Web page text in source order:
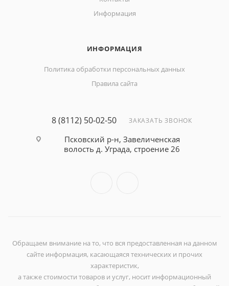
Информация
ИНФОРМАЦИЯ
Политика обработки персональных данных
Правила сайта
8 (8112) 50-02-50 ЗАКАЗАТЬ ЗВОНОК
Псковский р-н, Завеличенская
волость д. Уграда, строение 26
Обращаем внимание на то, что вся предоставленная на данном
сайте информация, касающаяся технических и прочих
характеристик,
а также стоимости товаров и услуг, носит информационный